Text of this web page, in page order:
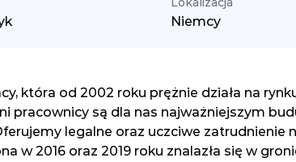
Niemcy
która od 2002 roku prężnie działa na
pracownicy są dla nas najważniejszym
legalne oraz uczciwe zatrudnienie
w 2016 oraz 2019 roku znalazła się w